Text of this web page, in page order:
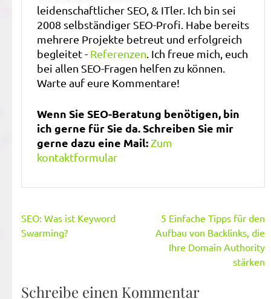
leidenschaftlicher SEO, & ITler. Ich bin sei
2008 selbständiger SEO-Profi. Habe bereits
mehrere Projekte betreut und erfolgreich
begleitet - Referenzen. Ich freue mich, euch
bei allen SEO-Fragen helfen zu können.
Warte auf eure Kommentare!
Wenn Sie SEO-Beratung benötigen, bin
ich gerne für Sie da. Schreiben Sie mir
gerne dazu eine Mail:Zum
kontaktformular
Beitragsnavigation
SEO: Was ist Keyword
Swarming?
5 Einfache Tipps für den
Aufbau von Backlinks, die
Ihre Domain Authority
stärken
Schreibe einen Kommentar